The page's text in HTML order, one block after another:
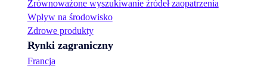
Zrównoważone wyszukiwanie źródeł zaopatrzenia
Wpływ na środowisko
Zdrowe produkty
Rynki zagraniczny
Francja